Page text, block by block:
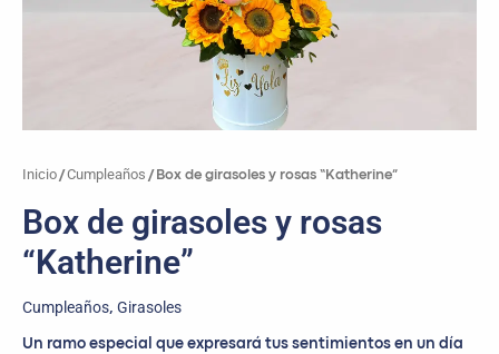
Inicio /Cumpleaños / Box de girasoles y rosas “Katherine”
Box de girasoles y rosas
“Katherine”
Cumpleaños, Girasoles
Un ramo especial que expresará tus sentimientos en un día